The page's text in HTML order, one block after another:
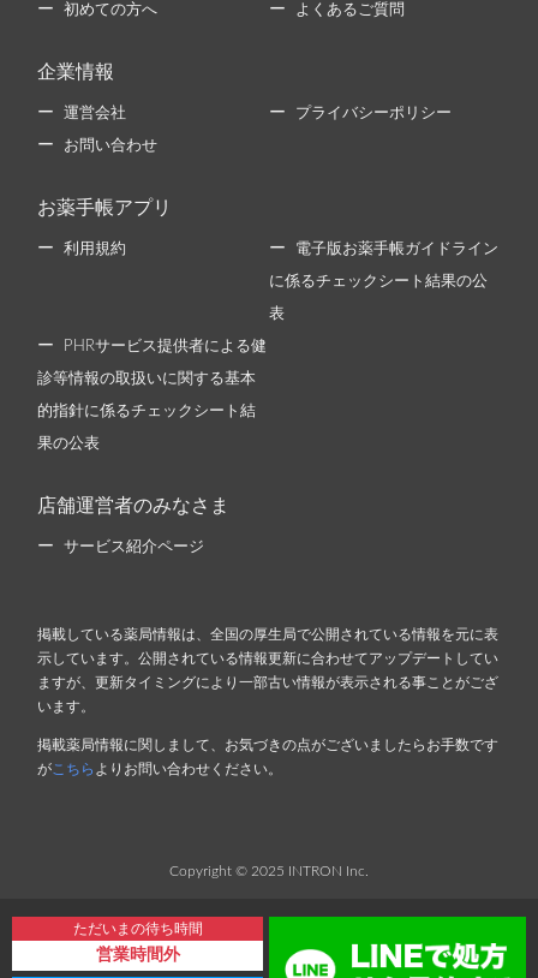
ただいまの待ち時間
営業時間外
初めての方へ よくあるご質問
企業情報
運営会社 プライバシーポリシー
お問い合わせ
お薬手帳アプリ
利用規約 電子版お薬手帳ガイドライン
に係るチェックシート結果の公
表
PHRサービス提供者による健
診等情報の取扱いに関する基本
的指針に係るチェックシート結
果の公表
店舗運営者のみなさま
サービス紹介ページ
掲載している薬局情報は、全国の厚生局で公開されている情報を元に表
示しています。公開されている情報更新に合わせてアップデートしてい
ますが、更新タイミングにより一部古い情報が表示される事ことがござ
います。
掲載薬局情報に関しまして、お気づきの点がございましたらお手数です
が こちら よりお問い合わせください。
Copyright © 2025 INTRON Inc.